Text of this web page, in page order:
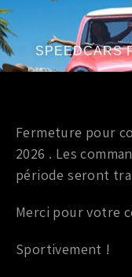
SPEEDCARS
Fermeture pour
2026 . Les
période seront
Merci pour votre
Sportivement !